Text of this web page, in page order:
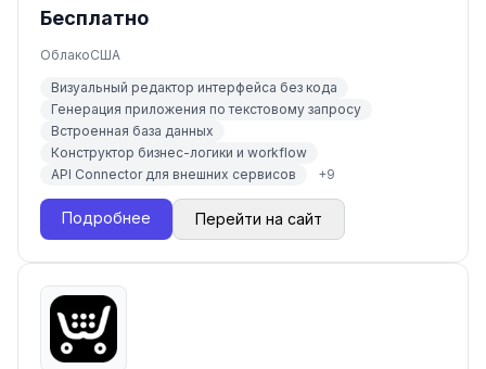
Бесплатно
ОблакоСША
Визуальный редактор интерфейса без кода
Генерация приложения по текстовому запросу
Встроенная база данных
Конструктор бизнес-логики и workflow
API Connector для внешних сервисов
+9
Подробнее Перейти на сайт